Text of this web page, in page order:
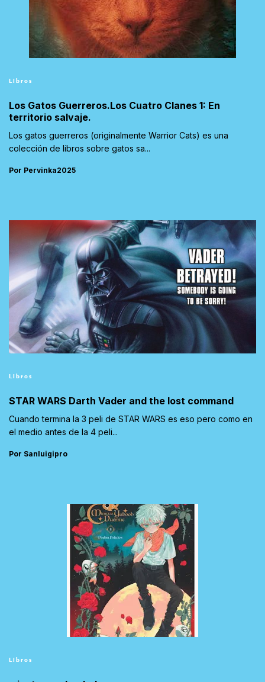
Libros
Los Gatos Guerreros.Los Cuatro Clanes 1: En
territorio salvaje.
Los gatos guerreros (originalmente Warrior Cats) es una
colección de libros sobre gatos sa...
Por Pervinka2025
Libros
STAR WARS Darth Vader and the lost command
Cuando termina la 3 peli de STAR WARS es eso pero como en
el medio antes de la 4 peli...
Por Sanluigipro
Libros